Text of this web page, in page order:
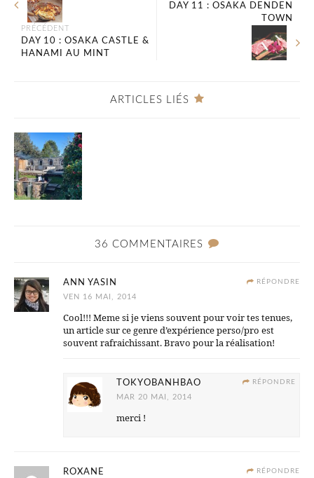
PRÉCÉDENT
DAY 10 : OSAKA CASTLE &
HANAMI AU MINT
DAY 11 : OSAKA DENDEN
TOWN
ARTICLES LIÉS
36 COMMENTAIRES
RÉPONDRE
ANN YASIN
VEN 16 MAI, 2014
Cool!!! Meme si je viens souvent pour voir tes tenues,
un article sur ce genre d’expérience perso/pro est
souvent rafraichissant. Bravo pour la réalisation!
RÉPONDRE
TOKYOBANHBAO
MAR 20 MAI, 2014
merci !
RÉPONDRE
ROXANE